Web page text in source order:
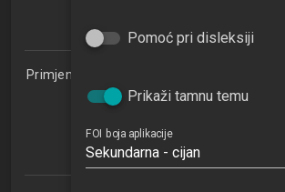
Primjena informacijske tehnologije u
Studijski centar Varaždin
Studijski centar Sisak
Studijski centar Zabok
Pomoć pri disleksiji
Prikaži tamnu temu
FOI boja aplikacije
Sekundarna - cijan